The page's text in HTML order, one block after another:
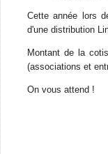
Cette année lors
d'une distribution
Montant de la
(associations et
On vous attend !